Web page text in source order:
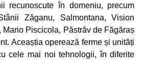
recunoscute în domeniu, precum
Zăganu, Salmontana, Vision
Mario Piscicola, Păstrăv de Făgăraș
Aceaștia operează ferme și unități
cele mai noi tehnologii, în diferite